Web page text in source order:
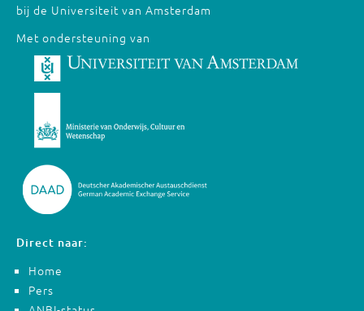
bij de Universiteit van Amsterdam
Met ondersteuning van
Direct naar:
Home
Pers